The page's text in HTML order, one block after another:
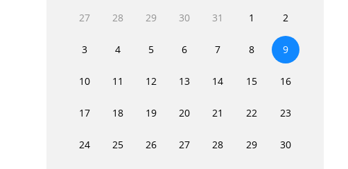
27 28 29 30 31 1 2
3 4 5 6 7 8 9
10 11 12 13 14 15 16
17 18 19 20 21 22 23
24 25 26 27 28 29 30